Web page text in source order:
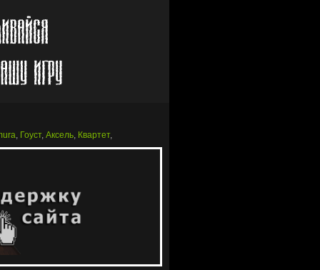
, Гоуст, Аксель, Квартет,